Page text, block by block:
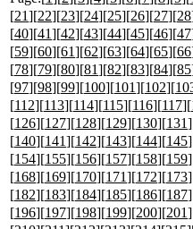
[21][22][23][24][25][26][27][28
[40][41][42][43][44][45][46][47
[59][60][61][62][63][64][65][66
[78][79][80][81][82][83][84][85
[97][98][99][100][101][102][
[112][113][114][115][116][117][
[126][127][128][129][130][131
[140][141][142][143][144][145
[154][155][156][157][158][159
[168][169][170][171][172][173
[182][183][184][185][186][187
[196][197][198][199][200][201